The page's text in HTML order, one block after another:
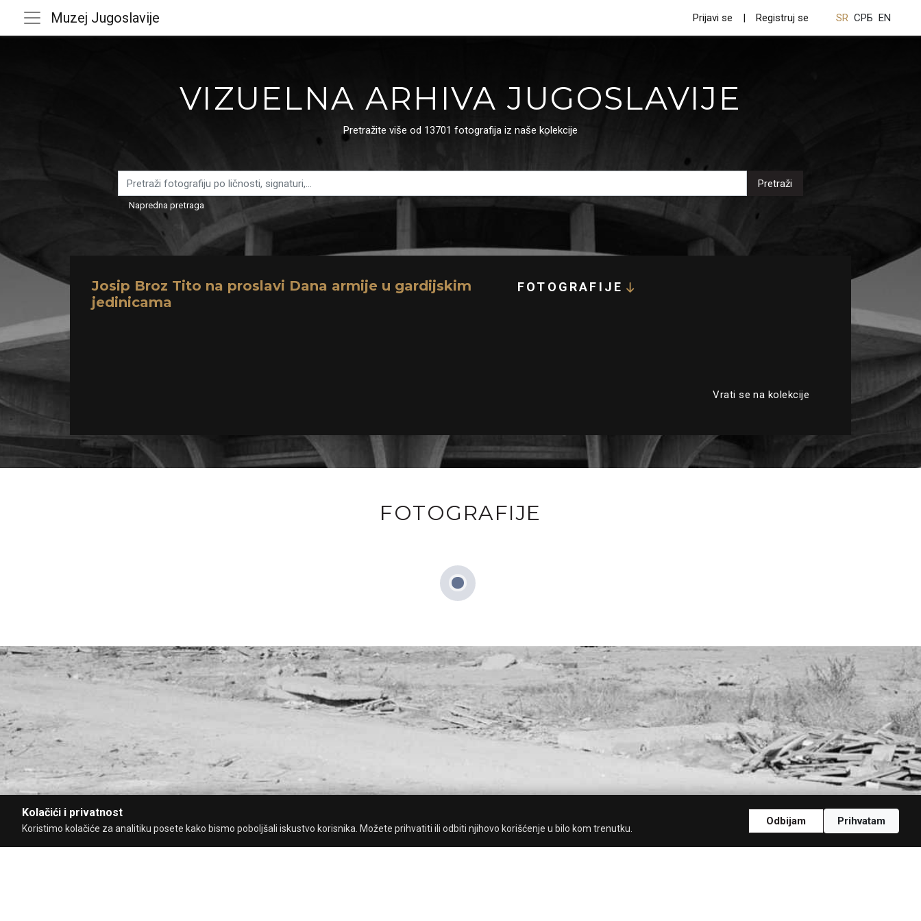
Muzej Jugoslavije Prijavi se Registruj se SR СРБ EN
VIZUELNA ARHIVA JUGOSLAVIJE
Pretražite više od 13701 fotografija iz naše kolekcije
Pretraži
Napredna pretraga
Josip Broz Tito na proslavi Dana armije u gardijskim
jedinicama
FOTOGRAFIJE
Vrati se na kolekcije
FOTOGRAFIJE
Kolačići i privatnost
Koristimo kolačiće za analitiku posete kako bismo poboljšali iskustvo korisnika. Možete prihvatiti ili odbiti njihovo korišćenje u bilo kom trenutku.
Odbijam Prihvatam